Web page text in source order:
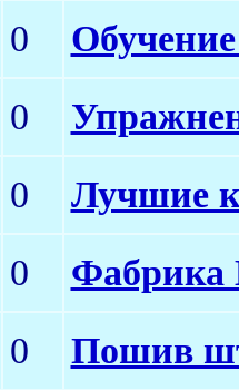
0
0
0 Лучшие
0 Фабрика
0 Пошив